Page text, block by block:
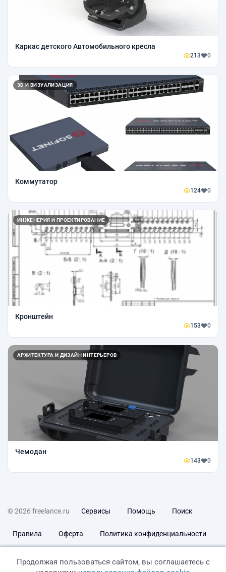
Каркас детского Автомобильного кресла
213 0
3D И ВИЗУАЛИЗАЦИЯ
Коммутатор
124 0
ИНЖЕНЕРИЯ И ПРОЕКТИРОВАНИЕ
Кронштейн
153 0
АРХИТЕКТУРА И ДИЗАЙН ИНТЕРЬЕРОВ
Чемодан
143 0
© 2026 freelance.ru Сервисы Помощь Поиск
Правила Оферта Политика конфиденциальности
Продолжая пользоваться сайтом, вы соглашаетесь с